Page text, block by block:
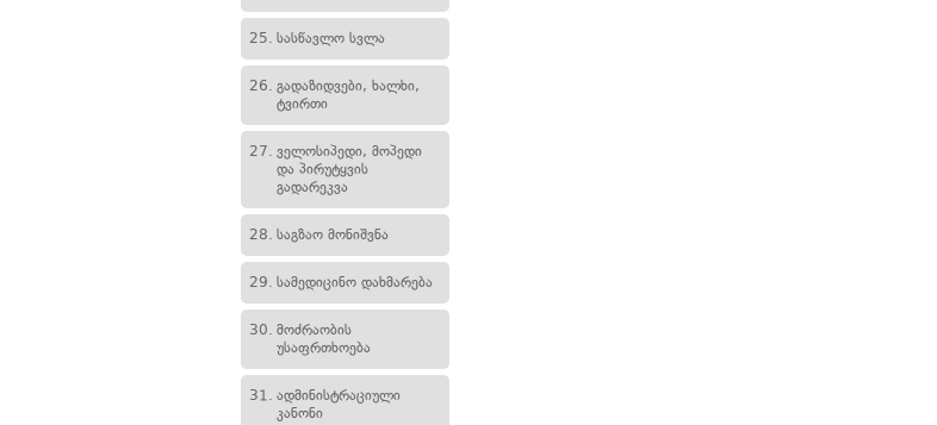
25. სასწავლო სვლა
26. გადაზიდვები, ხალხი,
ტვირთი
27. ველოსიპედი, მოპედი
და პირუტყვის
გადარეკვა
28. საგზაო მონიშვნა
29. სამედიცინო დახმარება
30. მოძრაობის
უსაფრთხოება
31. ადმინისტრაციული
კანონი